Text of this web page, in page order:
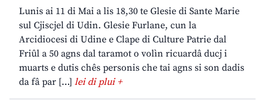
Lunis ai 11 di Mai a lis 18,30 te Glesie di Sante Marie
sul Cjiscjel di Udin. Glesie Furlane, cun la
Arcidiocesi di Udine e Clape di Culture Patrie dal
Friûl a 50 agns dal taramot o volìn ricuardâ ducj i
muarts e dutis chês personis che tai agns si son dadis
da fâ par […] lei di plui +